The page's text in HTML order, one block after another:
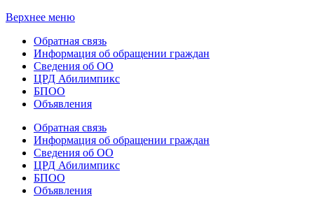
Верхнее меню
Обратная связь
Информация об обращении граждан
Сведения об ОО
ЦРД Абилимпикс
БПОО
Объявления
Обратная связь
Информация об обращении граждан
Сведения об ОО
ЦРД Абилимпикс
БПОО
Объявления